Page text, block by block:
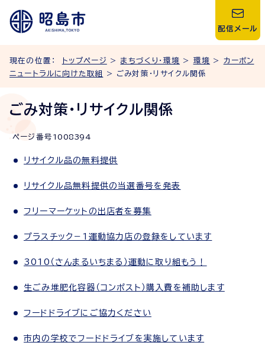
配信メール
現在の位置： トップページ > まちづくり・環境 > 環境 > カーボン
ニュートラルに向けた取組
> ごみ対策・リサイクル関係
ごみ対策・リサイクル関係
ページ番号 1008394
リサイクル品の無料提供
リサイクル品無料提供の当選番号を発表
フリーマーケットの出店者を募集
プラスチック－1運動協力店の登録をしています
3010（さんまるいちまる）運動に取り組もう！
生ごみ堆肥化容器（コンポスト）購入費を補助します
フードドライブにご協力ください
市内の学校でフードドライブを実施しています